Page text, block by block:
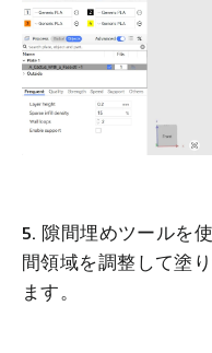
5. 隙間埋めツールを
間領域を調整して塗
ます。